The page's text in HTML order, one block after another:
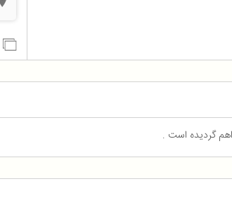
گردیده است .